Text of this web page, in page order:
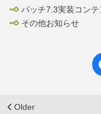
パッチ7.3実装コン
その他お知らせ
Older